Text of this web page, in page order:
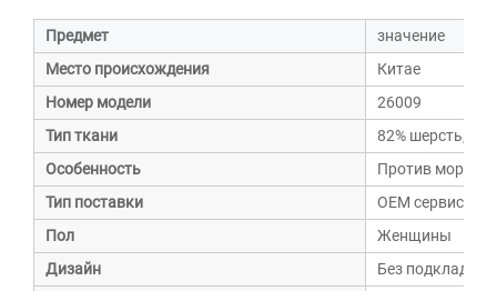
Предмет
значение
Место происхождения
Китае
Номер модели
26009
Тип ткани
82% шерсть,
Особенность
Против морщин
Тип поставки
OEM сервис
Пол
Женщины
Дизайн
Без подкладки